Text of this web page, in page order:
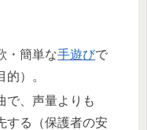
・簡単な手遊びで
）。​
で、声量よりも
する（保護者の安